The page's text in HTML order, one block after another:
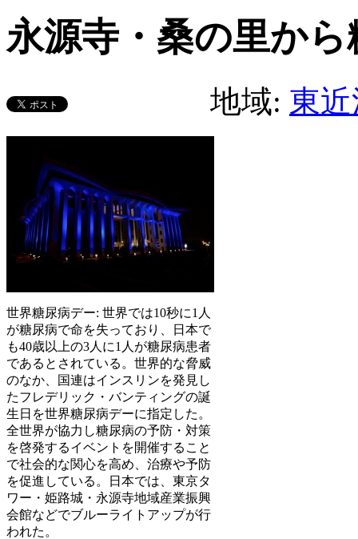
永源寺・桑の里か
地域: 東
世界糖尿病デー: 世界では10秒に1人
が糖尿病で命を失っており、日本で
も40歳以上の3人に1人が糖尿病患者
であるとされている。世界的な脅威
のなか、国連はインスリンを発見し
たフレデリック・バンティングの誕
生日を世界糖尿病デーに指定した。
全世界が協力し糖尿病の予防・対策
を啓発するイベントを開催すること
で社会的な関心を高め、治療や予防
を促進している。日本では、東京タ
ワー・姫路城・永源寺地域産業振興
会館などでブルーライトアップが行
われた。